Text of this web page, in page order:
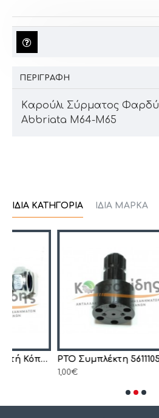
ΠΕΡΙΓΡΑΦΉ
Kαρούλι Σύρματος Φαρδύ
Abbriata M64-M65
ΊΔΙΑ ΚΑΤΗΓΟΡΊΑ ΊΔΙΑ ΜΆΡΚΑ
PTO Συμπλέκτη 5611105